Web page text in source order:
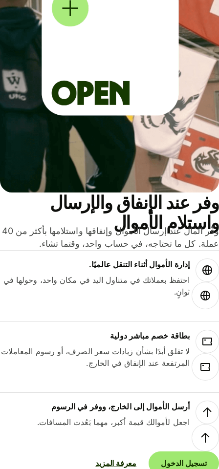
عند الإنفاق والإرسال
الأموال
وفّر المال عند إرسال الأموال وإنفاقها واستلامها بأكثر من 40
كل ما تحتاجه، في حساب واحد، وقتما تشاء.
إدارة الأموال أثناء التنقل عالميًا.
احتفظ بعملاتك في متناول اليد في مكان واحد، وحولها في
ثوانٍ.
بطاقة خصم مباشر دولية
لا تقلق أبدًا بشأن زيادات سعر الصرف، أو رسوم المعاملات
المرتفعة عند الإنفاق في الخارج.
أرسل الأموال إلى الخارج، ووفر في الرسوم
اجعل لأموالك قيمة أكبر، مهما بَعُدت المسافات.
تسجيل الدخول معرفة المزيد